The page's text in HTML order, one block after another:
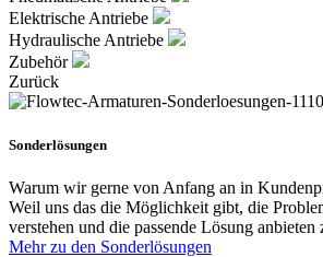
Elektrische Antriebe
Hydraulische Antriebe
Zubehör
Zurück
Sonderlösungen
Warum wir gerne von Anfang an in
Weil uns das die Möglichkeit gibt, die
verstehen und die passende Lösung anbieten
Mehr zu den Sonderlösungen